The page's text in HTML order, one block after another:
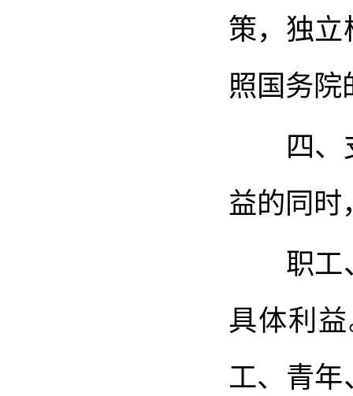
策，独立
照国务院
四、支
益的同时
职工、
具体利
工、青年